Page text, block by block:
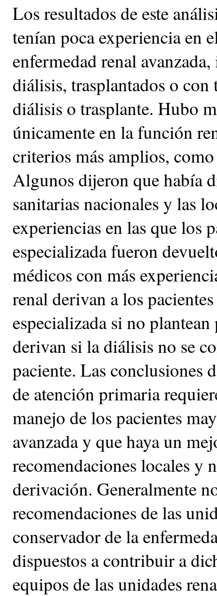
Los resultados de este
tenían poca experiencia en
enfermedad renal
diálisis, trasplantados o
diálisis o trasplante. Hubo
únicamente en la función
criterios más amplios,
Algunos dijeron que había
sanitarias nacionales y las
experiencias en las que los
especializada fueron
médicos con más
renal derivan a los
especializada si no
derivan si la diálisis no se
paciente. Las conclusiones
de atención primaria
manejo de los pacientes
avanzada y que haya un
recomendaciones locales y
derivación. Generalmente
recomendaciones de las
conservador de la
dispuestos a contribuir a
equipos de las unidades